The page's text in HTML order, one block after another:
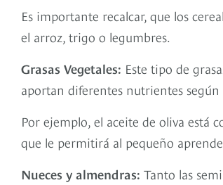
Es importante recalcar, que los
el arroz, trigo o legumbres.
Grasas Vegetales: Este tipo de
aportan diferentes nutrientes según
Por ejemplo, el aceite de oliva está
que le permitirá al pequeño
Nueces y almendras: Tanto las